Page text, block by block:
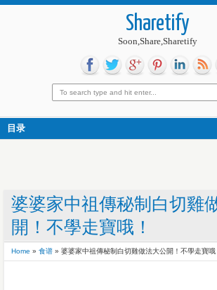
Sharetify
Soon,Share,Sharetify
目录
婆婆家中祖傳秘制白切雞
開！不學走寶哦！
Home » 食谱 » 婆婆家中祖傳秘制白切雞做法大公開！不學走寶哦